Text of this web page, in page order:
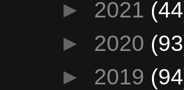
► 2021
► 2020
► 2019